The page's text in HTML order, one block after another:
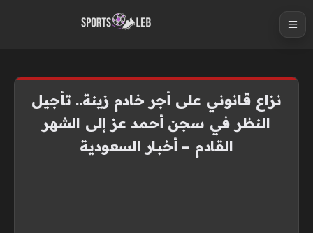
نزاع قانوني على أجر خادم زينة.. تأجيل
النظر في سجن أحمد عز إلى الشهر
القادم – أخبار السعودية